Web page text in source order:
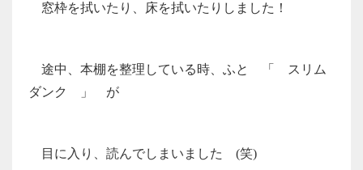
窓枠を拭いたり、床を拭いたりしました！
途中、本棚を整理している時、ふと 「 スリム
ダンク 」 が
目に入り、読んでしまいました (笑)